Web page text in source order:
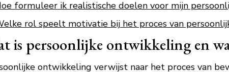
formuleer ik realistische doelen voor mijn
rol speelt motivatie bij het proces van
is persoonlijke ontwikkeling en
ontwikkeling verwijst naar het proces van